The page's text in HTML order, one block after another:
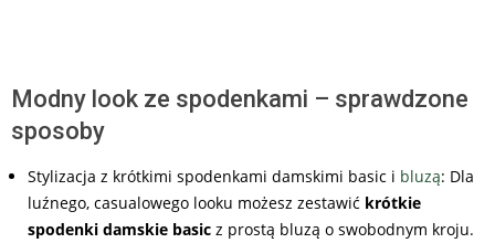
Modny look ze spodenkami – sprawdzone
sposoby
Stylizacja z krótkimi spodenkami damskimi basic i bluzą: Dla
luźnego, casualowego looku możesz zestawić krótkie
spodenki damskie basic z prostą bluzą o swobodnym kroju.